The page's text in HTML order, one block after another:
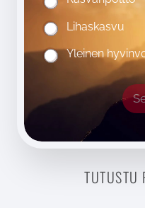
Lihaskasvu
Yleinen
TUTUSTU